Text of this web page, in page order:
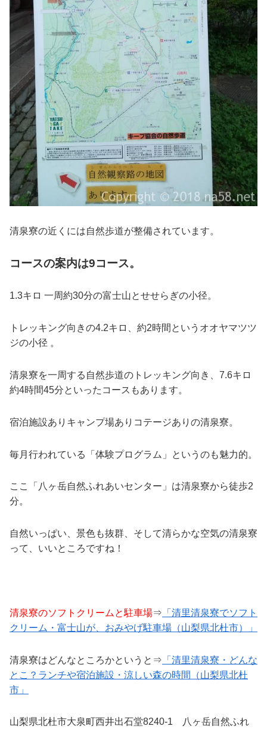
清泉寮の近くには自然歩道が整備されています。
コースの案内は9コース。
1.3キロ 一周約30分の富士山とせせらぎの小径。
トレッキング向きの4.2キロ、約2時間というオオヤマツツ
ジの小径 。
清泉寮を一周する自然歩道のトレッキング向き、7.6キロ
約4時間45分といったコースもあります。
宿泊施設ありキャンプ場ありコテージありの清泉寮。
毎月行われている「体験プログラム」というのも魅力的。
ここ「八ヶ岳自然ふれあいセンター」は清泉寮から徒歩2
分。
自然いっぱい、景色も抜群、そして清らかな空気の清泉寮
って、いいところですね！
清泉寮のソフトクリームと駐車場⇒ 「清里清泉寮でソフト
クリーム・富士山が、おみやげ駐車場（山梨県北杜市）」
清泉寮はどんなところかというと⇒ 「清里清泉寮・どんな
とこ？ランチや宿泊施設・涼しい森の時間（山梨県北杜
市」
山梨県北杜市大泉町西井出石堂8240-1 八ヶ岳自然ふれ